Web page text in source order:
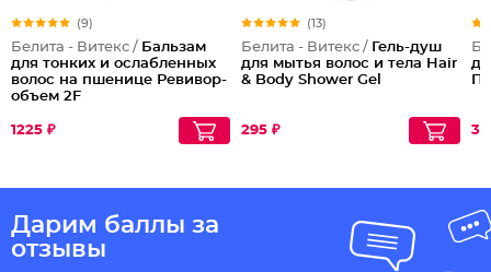
(9)
Белита - Витекс / Бальзам
для тонких и ослабленных
волос на пшенице Ревивор-
объем 2F
1225 ₽
(13)
Белита - Витекс / Гель-душ
для мытья волос и тела Hair
& Body Shower Gel
295 ₽
Дарим баллы за
отзывы